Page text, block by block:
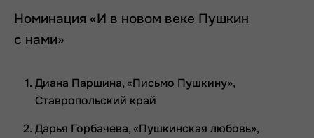
Номинация «И в новом веке Пушкин
с нами»
Диана Паршина, «Письмо Пушкину»,
Ставропольский край
Дарья Горбачева, «Пушкинская любовь»,